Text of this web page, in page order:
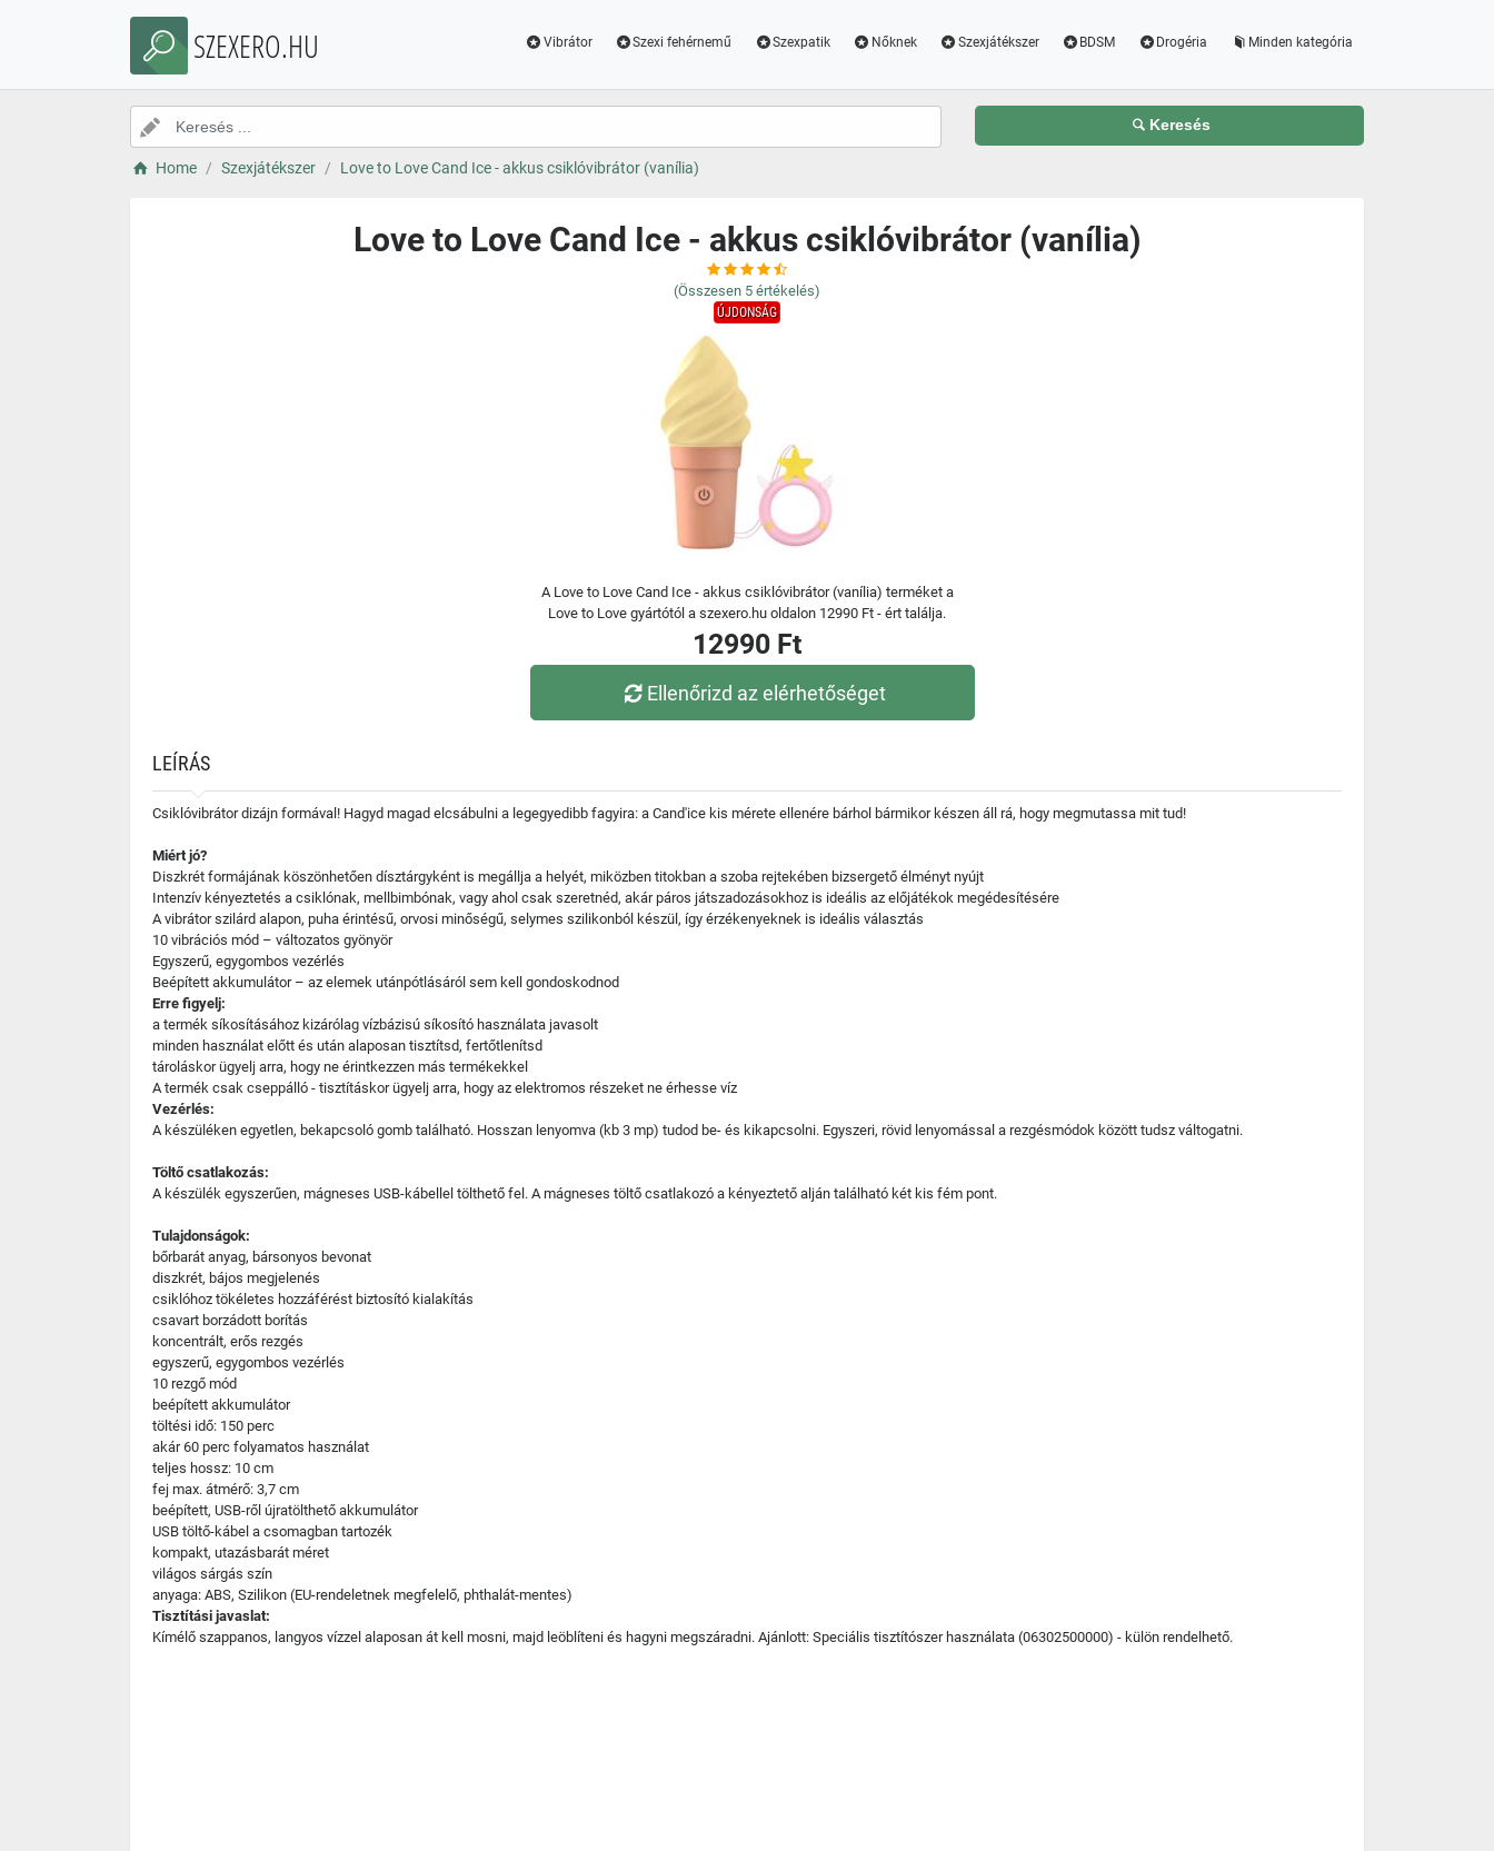
SZEXERO.HU Vibrátor Szexi fehérnemű Szexpatik Nőknek Szexjátékszer BDSM Drogéria Minden kategória
Keresés
Home Szexjátékszer Love to Love Cand Ice - akkus csiklóvibrátor (vanília)
Love to Love Cand Ice - akkus csiklóvibrátor (vanília)
(Összesen 5 értékelés)
ÚJDONSÁG
A Love to Love Cand Ice - akkus csiklóvibrátor (vanília) terméket a
Love to Love gyártótól a szexero.hu oldalon 12990 Ft - ért találja.
12990 Ft
Ellenőrizd az elérhetőséget
LEÍRÁS
Csiklóvibrátor dizájn formával! Hagyd magad elcsábulni a legegyedibb fagyira: a Cand'ice kis mérete ellenére bárhol bármikor készen áll rá, hogy megmutassa mit tud!
Miért jó?
Diszkrét formájának köszönhetően dísztárgyként is megállja a helyét, miközben titokban a szoba rejtekében bizsergető élményt nyújt
Intenzív kényeztetés a csiklónak, mellbimbónak, vagy ahol csak szeretnéd, akár páros játszadozásokhoz is ideális az előjátékok megédesítésére
A vibrátor szilárd alapon, puha érintésű, orvosi minőségű, selymes szilikonból készül, így érzékenyeknek is ideális választás
10 vibrációs mód – változatos gyönyör
Egyszerű, egygombos vezérlés
Beépített akkumulátor – az elemek utánpótlásáról sem kell gondoskodnod
Erre figyelj:
a termék síkosításához kizárólag vízbázisú síkosító használata javasolt
minden használat előtt és után alaposan tisztítsd, fertőtlenítsd
tároláskor ügyelj arra, hogy ne érintkezzen más termékekkel
A termék csak cseppálló - tisztításkor ügyelj arra, hogy az elektromos részeket ne érhesse víz
Vezérlés:
A készüléken egyetlen, bekapcsoló gomb található. Hosszan lenyomva (kb 3 mp) tudod be- és kikapcsolni. Egyszeri, rövid lenyomással a rezgésmódok között tudsz váltogatni.
Töltő csatlakozás:
A készülék egyszerűen, mágneses USB-kábellel tölthető fel. A mágneses töltő csatlakozó a kényeztető alján található két kis fém pont.
Tulajdonságok:
bőrbarát anyag, bársonyos bevonat
diszkrét, bájos megjelenés
csiklóhoz tökéletes hozzáférést biztosító kialakítás
csavart borzádott borítás
koncentrált, erős rezgés
egyszerű, egygombos vezérlés
10 rezgő mód
beépített akkumulátor
töltési idő: 150 perc
akár 60 perc folyamatos használat
teljes hossz: 10 cm
fej max. átmérő: 3,7 cm
beépített, USB-ről újratölthető akkumulátor
USB töltő-kábel a csomagban tartozék
kompakt, utazásbarát méret
világos sárgás szín
anyaga: ABS, Szilikon (EU-rendeletnek megfelelő, phthalát-mentes)
Tisztítási javaslat:
Kímélő szappanos, langyos vízzel alaposan át kell mosni, majd leöblíteni és hagyni megszáradni. Ajánlott: Speciális tisztítószer használata (06302500000) - külön rendelhető.